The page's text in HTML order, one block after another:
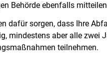
Behörde ebenfalls
dafür sorgen, dass Ihre
mindestens aber alle zwei
teilnehmen.